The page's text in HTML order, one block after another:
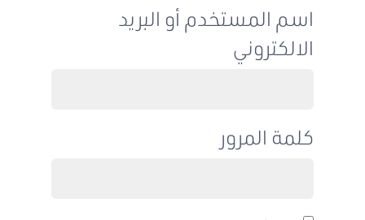
اسم المستخدم أو البريد
الالكتروني
كلمة المرور